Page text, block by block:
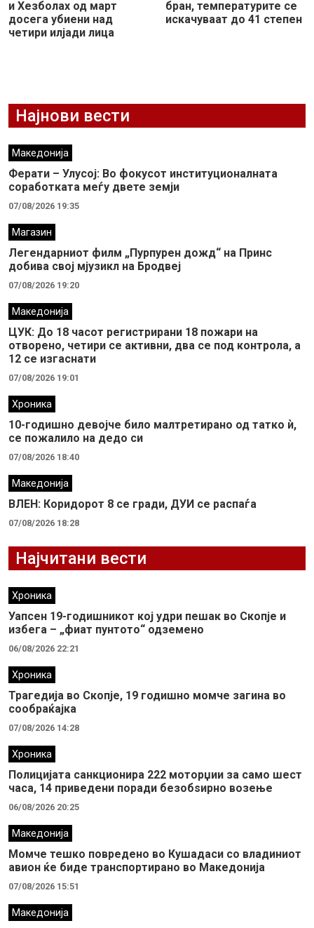
и Хезболах од март
досега убиени над
четири илјади лица
бран, температурите се
искачуваат до 41 степен
Најнови вести
Македонија
Ферати – Улусој: Во фокусот институционалната
соработката меѓу двете земји
07/08/2026 19:35
Магазин
Легендарниот филм „Пурпурен дожд“ на Принс
добива свој мјузикл на Бродвеј
07/08/2026 19:20
Македонија
ЦУК: До 18 часот регистрирани 18 пожари на
отворено, четири се активни, два се под контрола, а
12 се изгаснати
07/08/2026 19:01
Хроника
10-годишно девојче било малтретирано од татко ѝ,
се пожалило на дедо си
07/08/2026 18:40
Македонија
ВЛЕН: Коридорот 8 се гради, ДУИ се распаѓа
07/08/2026 18:28
Најчитани вести
Хроника
Уапсен 19-годишникот кој удри пешак во Скопје и
избега – „фиат пунтото“ одземено
06/08/2026 22:21
Хроника
Трагедија во Скопје, 19 годишно момче загина во
сообраќајка
07/08/2026 14:28
Хроника
Полицијата санкционира 222 моторџии за само шест
часа, 14 приведени поради безобѕирно возење
06/08/2026 20:25
Македонија
Момче тешко повредено во Кушадаси со владиниот
авион ќе биде транспортирано во Македонија
07/08/2026 15:51
Македонија